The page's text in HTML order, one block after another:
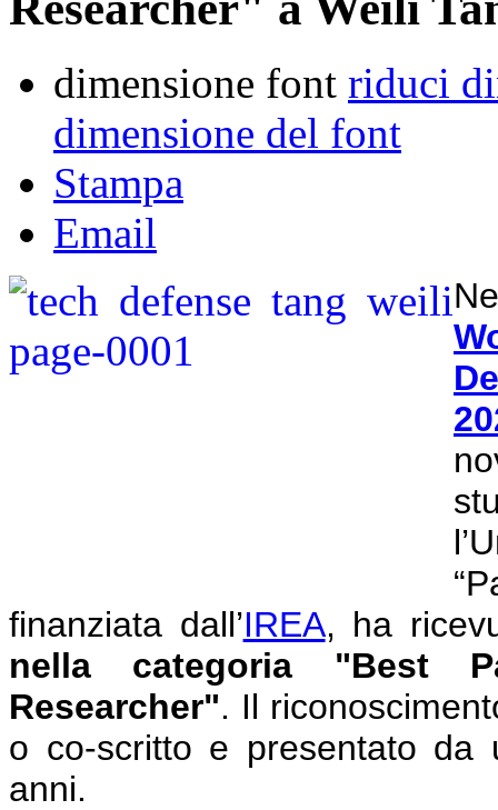
dimensione font riduci
dimensione del font
Stampa
Email
finanziata dall’IREA, ha
nella categoria "Best
Researcher". Il
o co-scritto e presentato
anni.